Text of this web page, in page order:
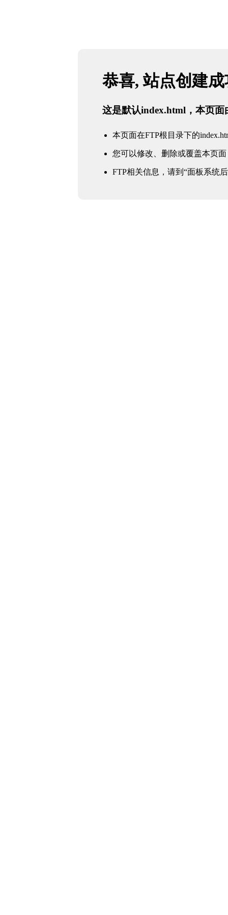
恭喜, 站点创建
这是默认index.html，本页面
本页面在FTP根目录下的
您可以修改、删除或覆盖本页面
FTP相关信息，请到“面板系统